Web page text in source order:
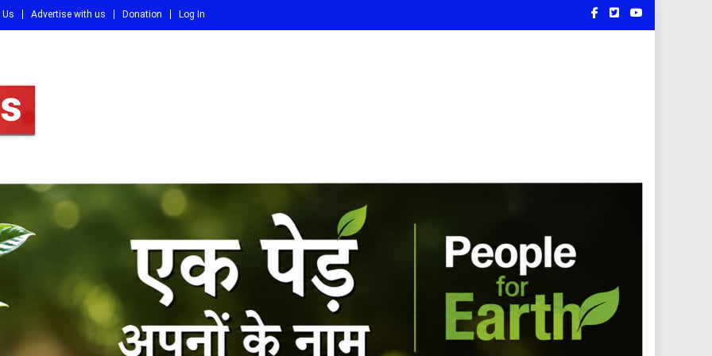
Us Advertise with us Donation Log In